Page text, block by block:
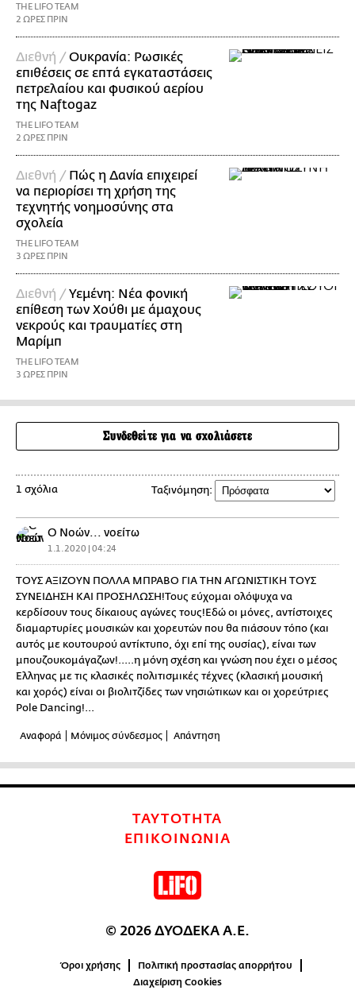
THE LIFO TEAM
2 ΩΡΕΣ ΠΡΙΝ
Διεθνή /Ουκρανία: Ρωσικές
επιθέσεις σε επτά εγκαταστάσεις
πετρελαίου και φυσικού αερίου
της Naftogaz
THE LIFO TEAM
2 ΩΡΕΣ ΠΡΙΝ
Διεθνή / Πώς η Δανία επιχειρεί
να περιορίσει τη χρήση της
τεχνητής νοημοσύνης στα
σχολεία
THE LIFO TEAM
3 ΩΡΕΣ ΠΡΙΝ
Διεθνή /Υεμένη: Νέα φονική
επίθεση των Χούθι με άμαχους
νεκρούς και τραυματίες στη
Μαρίμπ
THE LIFO TEAM
3 ΩΡΕΣ ΠΡΙΝ
Συνδεθείτε για να σχολιάσετε
1 σχόλια Ταξινόμηση:
Ο Νοών... νοείτω
1.1.2020 | 04:24
ΤΟΥΣ ΑΞΙΖΟΥΝ ΠΟΛΛΑ ΜΠΡΑΒΟ ΓΙΑ ΤΗΝ ΑΓΩΝΙΣΤΙΚΗ ΤΟΥΣ
ΣΥΝΕΙΔΗΣΗ ΚΑΙ ΠΡΟΣΗΛΩΣΗ!Τους εύχομαι ολόψυχα να
κερδίσουν τους δίκαιους αγώνες τους!Εδώ οι μόνες, αντίστοιχες
διαμαρτυρίες μουσικών και χορευτών που θα πιάσουν τόπο (και
αυτός με κουτουρού αντίκτυπο, όχι επί της ουσίας), είναι των
μπουζουκομάγαζων!.....η μόνη σχέση και γνώση που έχει ο μέσος
Έλληνας με τις κλασικές πολιτισμικές τέχνες (κλασική μουσική
και χορός) είναι οι βιολιτζίδες των νησιώτικων και οι χορεύτριες
Pole Dancing!...
Αναφορά Μόνιμος σύνδεσμος Απάντηση
ΤΑΥΤΟΤΗΤΑ
ΕΠΙΚΟΙΝΩΝΙΑ
© 2026 ΔΥΟΔΕΚΑ Α.Ε.
Όροι χρήσης
Πολιτική προστασίας απορρήτου
Διαχείριση Cookies